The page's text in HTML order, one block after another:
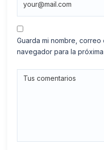
Guarda mi nombre,
navegador para la